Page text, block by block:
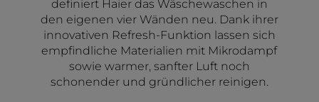
definiert Haier das Wäschewaschen in
den eigenen vier Wänden neu. Dank ihrer
innovativen Refresh-Funktion lassen sich
empfindliche Materialien mit Mikrodampf
sowie warmer, sanfter Luft noch
schonender und gründlicher reinigen.